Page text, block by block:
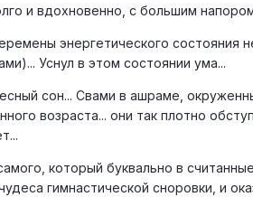
и вдохновенно, с большим
энергетического состояния
Уснул в этом состоянии ума...
сон... Свами в ашраме,
возраста... они так плотно
который буквально в
гимнастической сноровки, и